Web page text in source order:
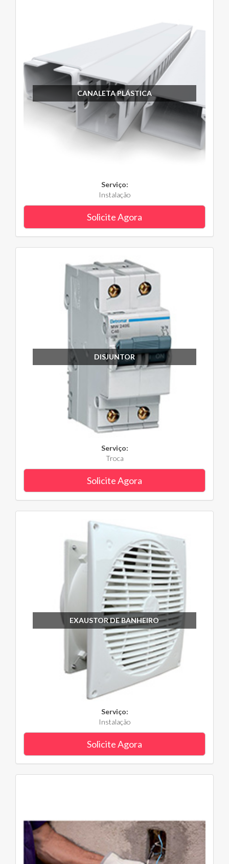
CANALETA PLÁSTICA
Serviço:
Instalação
Solicite Agora
DISJUNTOR
Serviço:
Troca
Solicite Agora
EXAUSTOR DE BANHEIRO
Serviço:
Instalação
Solicite Agora